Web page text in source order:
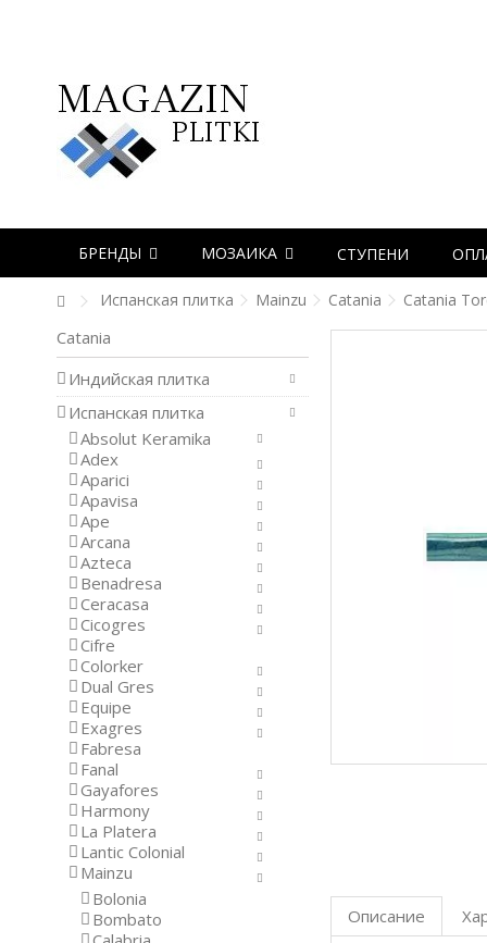
БРЕНДЫ МОЗАИКА СТУПЕНИ
Испанская плитка Mainzu Catania Catania
Описание
Catania
Индийская плитка
Испанская плитка
Absolut Keramika
Adex
Aparici
Apavisa
Ape
Arcana
Azteca
Benadresa
Ceracasa
Cicogres
Cifre
Colorker
Dual Gres
Equipe
Exagres
Fabresa
Fanal
Gayafores
Harmony
La Platera
Lantic Colonial
Mainzu
Bolonia
Bombato